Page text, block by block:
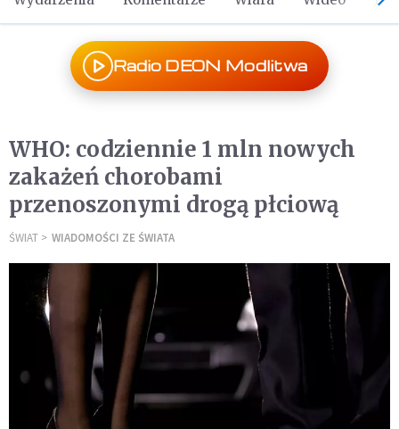
Radio DEON Modlitwa
WHO: codziennie 1 mln nowych
zakażeń chorobami
przenoszonymi drogą płciową
ŚWIAT WIADOMOŚCI ZE ŚWIATA